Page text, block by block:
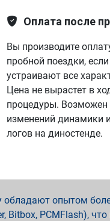
Оплата после
Вы производите
пробной поездки,
устраивают все
Цена не вырастет в
процедуры. Возможен
изменений динамики
логов на диностенде.
опытом
Bitbox, PCMFlash),